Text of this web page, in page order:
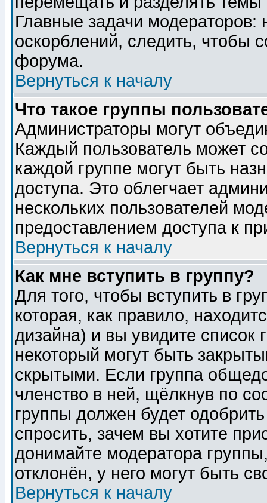
Главные задачи
оскорблений, следить, чтобы
форума.
Вернуться к началу
Что такое группы
Администраторы могут
Каждый пользователь может
каждой группе могут быть
доступа. Это облегчает
нескольких пользователей
предоставлением доступа к
Вернуться к началу
Как мне вступить в группу?
Для того, чтобы вступить в
которая, как правило,
дизайна) и вы увидите список
некоторый могут быть
скрытыми. Если группа
членство в ней, щёлкнув по
группы должен будет
спросить, зачем вы хотите
донимайте модератора
отклонён, у него могут быть
Вернуться к началу